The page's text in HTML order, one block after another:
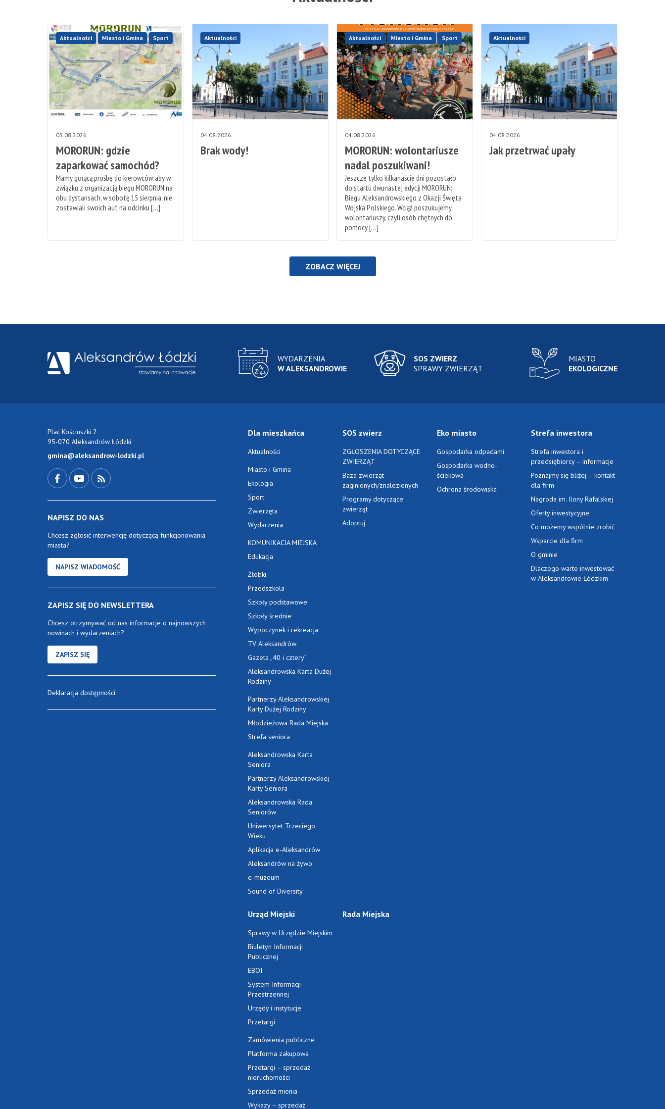
Aktualności Miasto i Gmina Sport
05.08.2026
MORORUN: gdzie
zaparkować samochód?
Mamy gorącą prośbę do kierowców, aby w
związku z organizacją biegu MORORUN na
obu dystansach, w sobotę 15 sierpnia, nie
zostawiali swoich aut na odcinku […]
Aktualności
04.08.2026
Brak wody!
Aktualności Miasto i Gmina Sport
04.08.2026
MORORUN: wolontariusze
nadal poszukiwani!
Jeszcze tylko kilkanaście dni pozostało
do startu dwunastej edycji MORORUN:
Biegu Aleksandrowskiego z Okazji Święta
Wojska Polskiego. Wciąż poszukujemy
wolontariuszy, czyli osób chętnych do
pomocy […]
Aktualności
04.08.2026
Jak przetrwać upały
ZOBACZ WIĘCEJ
WYDARZENIA
W ALEKSANDROWIE
SOS ZWIERZ
SPRAWY ZWIERZĄT
MIASTO
EKOLOGICZNE
Plac Kościuszki 2
95-070 Aleksandrów Łódzki
gmina@aleksandrow-lodzki.pl
NAPISZ DO NAS
Chcesz zgłosić interwencję dotyczącą funkcjonowania
miasta?
NAPISZ WIADOMOŚĆ
ZAPISZ SIĘ DO NEWSLETTERA
Chcesz otrzymywać od nas informacje o najnowszych
nowinach i wydarzeniach?
ZAPISZ SIĘ
Deklaracja dostępności
Dla mieszkańca
Aktualności
Miasto i Gmina
Ekologia
Sport
Zwierzęta
Wydarzenia
KOMUNIKACJA MIEJSKA
Edukacja
Żłobki
Przedszkola
Szkoły podstawowe
Szkoły średnie
Wypoczynek i rekreacja
TV Aleksandrów
Gazeta „40 i cztery”
Aleksandrowska Karta Dużej
Rodziny
Partnerzy Aleksandrowskiej
Karty Dużej Rodziny
Młodzieżowa Rada Miejska
Strefa seniora
Aleksandrowska Karta
Seniora
Partnerzy Aleksandrowskiej
Karty Seniora
Aleksandrowska Rada
Seniorów
Uniwersytet Trzeciego
Wieku
Aplikacja e-Aleksandrów
Aleksandrów na żywo
e-muzeum
Sound of Diversity
SOS zwierz
ZGŁOSZENIA DOTYCZĄCE
ZWIERZĄT
Baza zwierząt
zaginionych/znalezionych
Programy dotyczące
zwierząt
Adoptuj
Eko miasto
Gospodarka odpadami
Gospodarka wodno-
ściekowa
Ochrona środowiska
Strefa inwestora
Strefa inwestora i
przedsiębiorcy – informacje
Poznajmy się bliżej – kontakt
dla firm
Nagroda im. Ilony Rafalskiej
Oferty inwestycyjne
Co możemy wspólnie zrobić
Wsparcie dla firm
O gminie
Dlaczego warto inwestować
w Aleksandrowie Łódzkim
Urząd Miejski
Sprawy w Urzędzie Miejskim
Biuletyn Informacji
Publicznej
EBOI
System Informacji
Przestrzennej
Urzędy i instytucje
Przetargi
Zamówienia publiczne
Platforma zakupowa
Przetargi – sprzedaż
nieruchomości
Sprzedaż mienia
Wykazy – sprzedaż
Rada Miejska